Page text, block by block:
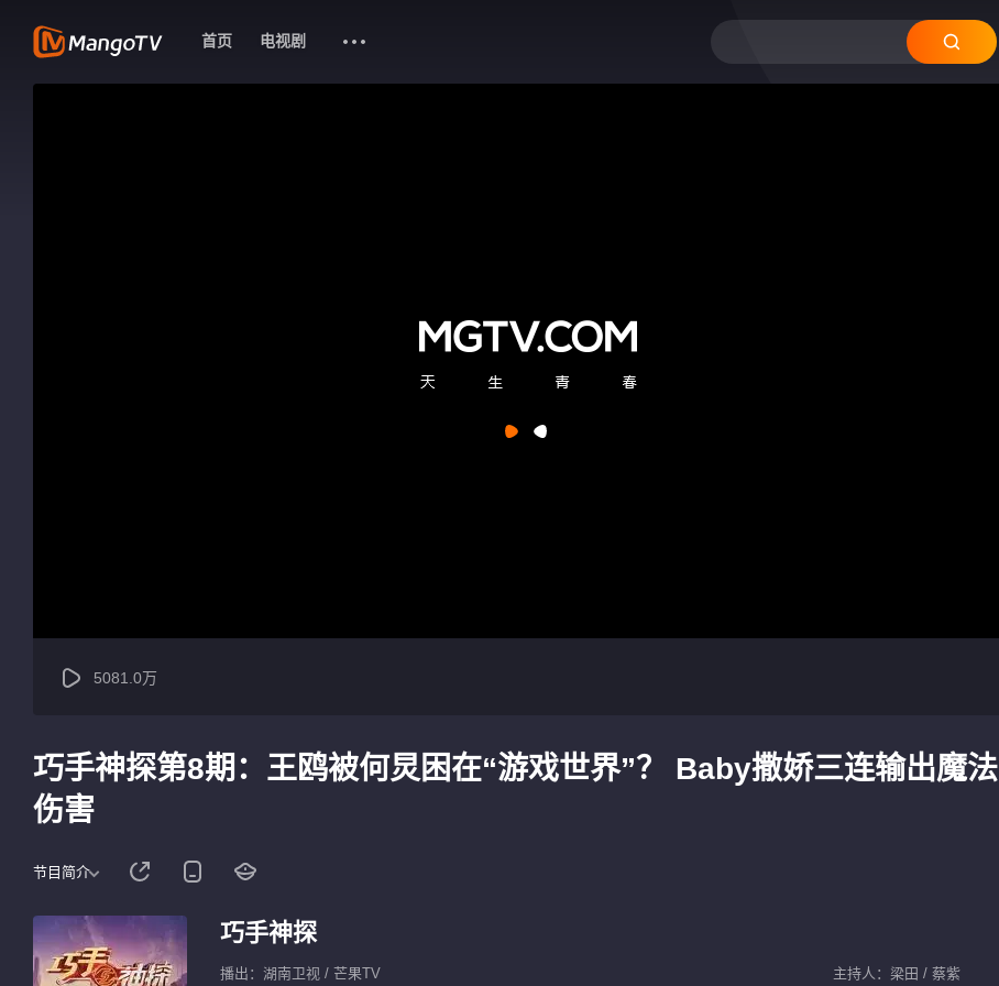
首页 电视剧
5081.0万
巧手神探第8期：王鸥被何炅困在“游戏世界”？ Baby撒娇三连输出魔法
伤害
节目简介
巧手神探
播出：湖南卫视 / 芒果TV
主持人：梁田 / 蔡紫